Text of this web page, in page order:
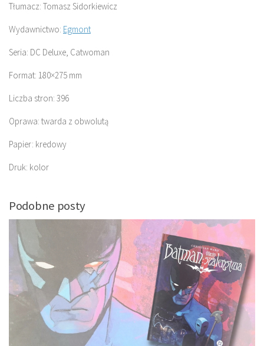
Tłumacz: Tomasz Sidorkiewicz
Wydawnictwo: Egmont
Seria: DC Deluxe, Catwoman
Format: 180×275 mm
Liczba stron: 396
Oprawa: twarda z obwolutą
Papier: kredowy
Druk: kolor
Podobne posty